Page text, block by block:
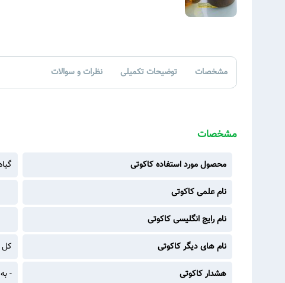
مشخصات توضیحات تکمیلی نظرات و سوالات
مشخصات
محصول مورد استفاده کاکوتی
نام علمی کاکوتی
نام رایج انگلیسی کاکوتی
نام های دیگر کاکوتی کل
هشدار کاکوتی -